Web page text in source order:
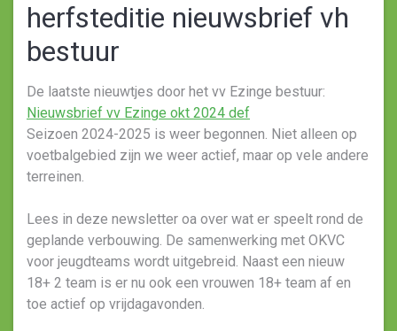
herfsteditie nieuwsbrief vh
bestuur
De laatste nieuwtjes door het vv Ezinge bestuur:
Nieuwsbrief vv Ezinge okt 2024 def
Seizoen 2024-2025 is weer begonnen. Niet alleen op
voetbalgebied zijn we weer actief, maar op vele andere
terreinen.
Lees in deze newsletter oa over wat er speelt rond de
geplande verbouwing. De samenwerking met OKVC
voor jeugdteams wordt uitgebreid. Naast een nieuw
18+ 2 team is er nu ook een vrouwen 18+ team af en
toe actief op vrijdagavonden.